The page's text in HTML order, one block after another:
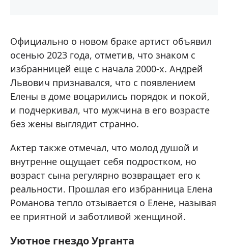
Официально о новом браке артист объявил
осенью 2023 года, отметив, что знаком с
избранницей еще с начала 2000-х. Андрей
Львович признавался, что с появлением
Елены в доме воцарились порядок и покой,
и подчеркивал, что мужчина в его возрасте
без жены выглядит странно.
Актер также отмечал, что молод душой и
внутренне ощущает себя подростком, но
возраст сына регулярно возвращает его к
реальности. Прошлая его избранница Елена
Романова тепло отзывается о Елене, называя
ее приятной и заботливой женщиной.
Уютное гнездо Урганта